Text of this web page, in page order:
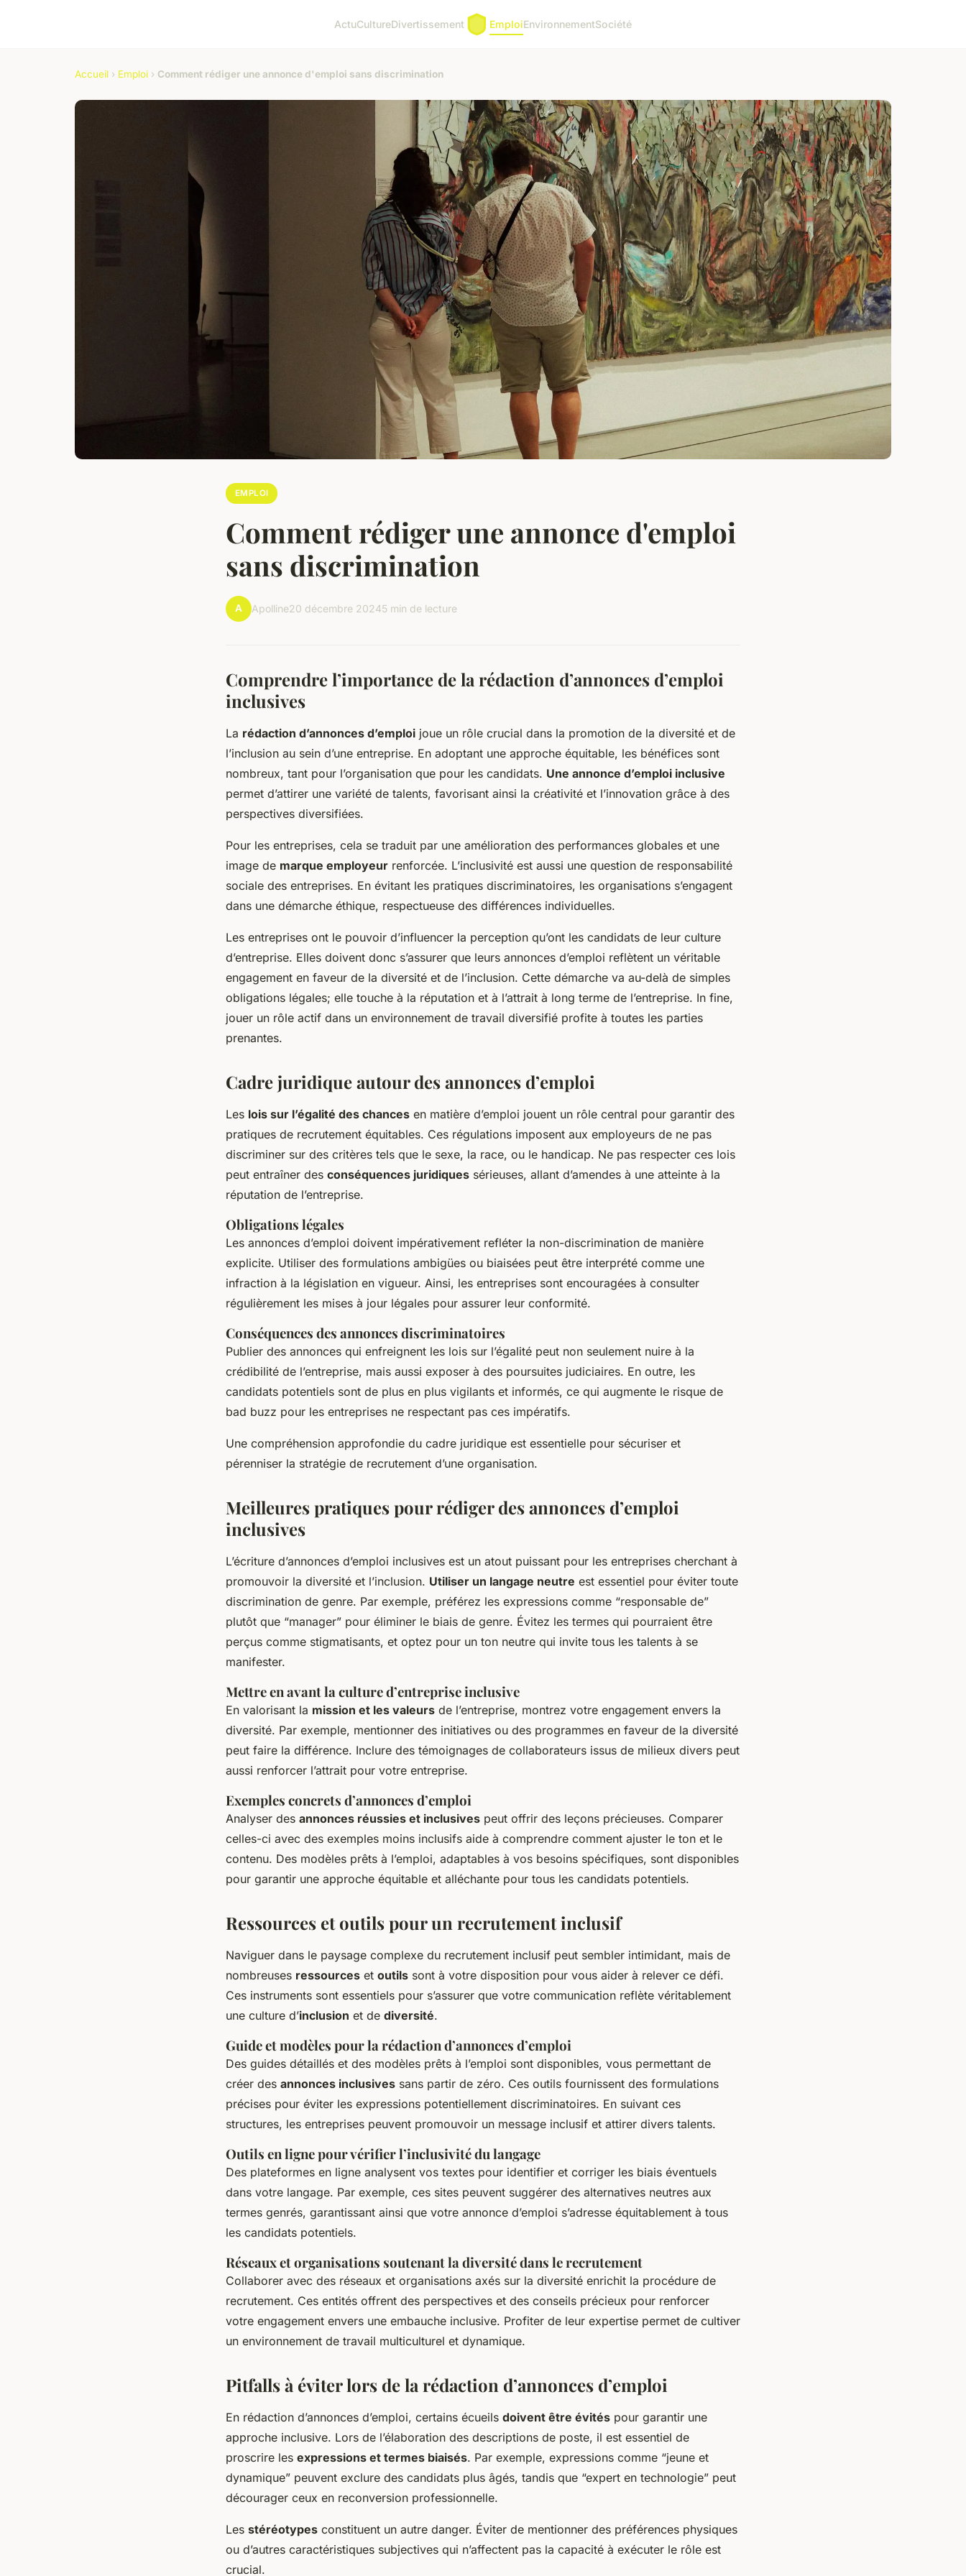
ActuCultureDivertissement EmploiEnvironnementSociété
Accueil › Emploi › Comment rédiger une annonce d'emploi sans discrimination
EMPLOI
Comment rédiger une annonce d'emploi
sans discrimination
A Apolline20 décembre 20245 min de lecture
Comprendre l’importance de la rédaction d’annonces d’emploi
inclusives
La rédaction d’annonces d’emploi joue un rôle crucial dans la promotion de la diversité et de
l’inclusion au sein d’une entreprise. En adoptant une approche équitable, les bénéfices sont
nombreux, tant pour l’organisation que pour les candidats. Une annonce d’emploi inclusive
permet d’attirer une variété de talents, favorisant ainsi la créativité et l’innovation grâce à des
perspectives diversifiées.
Pour les entreprises, cela se traduit par une amélioration des performances globales et une
image de marque employeur renforcée. L’inclusivité est aussi une question de responsabilité
sociale des entreprises. En évitant les pratiques discriminatoires, les organisations s’engagent
dans une démarche éthique, respectueuse des différences individuelles.
Les entreprises ont le pouvoir d’influencer la perception qu’ont les candidats de leur culture
d’entreprise. Elles doivent donc s’assurer que leurs annonces d’emploi reflètent un véritable
engagement en faveur de la diversité et de l’inclusion. Cette démarche va au-delà de simples
obligations légales; elle touche à la réputation et à l’attrait à long terme de l’entreprise. In fine,
jouer un rôle actif dans un environnement de travail diversifié profite à toutes les parties
prenantes.
Cadre juridique autour des annonces d’emploi
Les lois sur l’égalité des chances en matière d’emploi jouent un rôle central pour garantir des
pratiques de recrutement équitables. Ces régulations imposent aux employeurs de ne pas
discriminer sur des critères tels que le sexe, la race, ou le handicap. Ne pas respecter ces lois
peut entraîner des conséquences juridiques sérieuses, allant d’amendes à une atteinte à la
réputation de l’entreprise.
Obligations légales
Les annonces d’emploi doivent impérativement refléter la non-discrimination de manière
explicite. Utiliser des formulations ambigües ou biaisées peut être interprété comme une
infraction à la législation en vigueur. Ainsi, les entreprises sont encouragées à consulter
régulièrement les mises à jour légales pour assurer leur conformité.
Conséquences des annonces discriminatoires
Publier des annonces qui enfreignent les lois sur l’égalité peut non seulement nuire à la
crédibilité de l’entreprise, mais aussi exposer à des poursuites judiciaires. En outre, les
candidats potentiels sont de plus en plus vigilants et informés, ce qui augmente le risque de
bad buzz pour les entreprises ne respectant pas ces impératifs.
Une compréhension approfondie du cadre juridique est essentielle pour sécuriser et
pérenniser la stratégie de recrutement d’une organisation.
Meilleures pratiques pour rédiger des annonces d’emploi
inclusives
L’écriture d’annonces d’emploi inclusives est un atout puissant pour les entreprises cherchant à
promouvoir la diversité et l’inclusion. Utiliser un langage neutre est essentiel pour éviter toute
discrimination de genre. Par exemple, préférez les expressions comme “responsable de”
plutôt que “manager” pour éliminer le biais de genre. Évitez les termes qui pourraient être
perçus comme stigmatisants, et optez pour un ton neutre qui invite tous les talents à se
manifester.
Mettre en avant la culture d’entreprise inclusive
En valorisant la mission et les valeurs de l’entreprise, montrez votre engagement envers la
diversité. Par exemple, mentionner des initiatives ou des programmes en faveur de la diversité
peut faire la différence. Inclure des témoignages de collaborateurs issus de milieux divers peut
aussi renforcer l’attrait pour votre entreprise.
Exemples concrets d’annonces d’emploi
Analyser des annonces réussies et inclusives peut offrir des leçons précieuses. Comparer
celles-ci avec des exemples moins inclusifs aide à comprendre comment ajuster le ton et le
contenu. Des modèles prêts à l’emploi, adaptables à vos besoins spécifiques, sont disponibles
pour garantir une approche équitable et alléchante pour tous les candidats potentiels.
Ressources et outils pour un recrutement inclusif
Naviguer dans le paysage complexe du recrutement inclusif peut sembler intimidant, mais de
nombreuses ressources et outils sont à votre disposition pour vous aider à relever ce défi.
Ces instruments sont essentiels pour s’assurer que votre communication reflète véritablement
une culture d’inclusion et de diversité.
Guide et modèles pour la rédaction d’annonces d’emploi
Des guides détaillés et des modèles prêts à l’emploi sont disponibles, vous permettant de
créer des annonces inclusives sans partir de zéro. Ces outils fournissent des formulations
précises pour éviter les expressions potentiellement discriminatoires. En suivant ces
structures, les entreprises peuvent promouvoir un message inclusif et attirer divers talents.
Outils en ligne pour vérifier l’inclusivité du langage
Des plateformes en ligne analysent vos textes pour identifier et corriger les biais éventuels
dans votre langage. Par exemple, ces sites peuvent suggérer des alternatives neutres aux
termes genrés, garantissant ainsi que votre annonce d’emploi s’adresse équitablement à tous
les candidats potentiels.
Réseaux et organisations soutenant la diversité dans le recrutement
Collaborer avec des réseaux et organisations axés sur la diversité enrichit la procédure de
recrutement. Ces entités offrent des perspectives et des conseils précieux pour renforcer
votre engagement envers une embauche inclusive. Profiter de leur expertise permet de cultiver
un environnement de travail multiculturel et dynamique.
Pitfalls à éviter lors de la rédaction d’annonces d’emploi
En rédaction d’annonces d’emploi, certains écueils doivent être évités pour garantir une
approche inclusive. Lors de l’élaboration des descriptions de poste, il est essentiel de
proscrire les expressions et termes biaisés. Par exemple, expressions comme “jeune et
dynamique” peuvent exclure des candidats plus âgés, tandis que “expert en technologie” peut
décourager ceux en reconversion professionnelle.
Les stéréotypes constituent un autre danger. Éviter de mentionner des préférences physiques
ou d’autres caractéristiques subjectives qui n’affectent pas la capacité à exécuter le rôle est
crucial.